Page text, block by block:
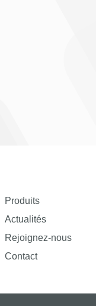
Produits
Actualités
Rejoignez-nous
Contact